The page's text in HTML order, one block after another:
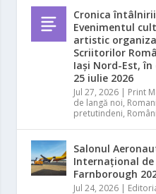
Cronica
Evenimentul
artistic
Scriitorilor
Iași Nord-Est,
25 iulie 2026
Jul 27, 2026 | Print
de langă noi,
pretutindeni,
Salonul
Internațional de
Farnborough
Jul 24, 2026 |